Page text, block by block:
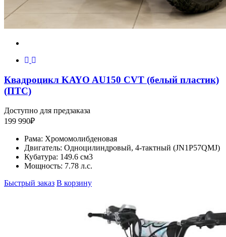
Квадроцикл KAYO AU150 CVT (белый пластик)
(ПТС)
Доступно для предзаказа
199 990₽
Рама: Хромомолибденовая
Двигатель: Одноцилиндровый, 4-тактный (JN1P57QMJ)
Кубатура: 149.6 см3
Мощность: 7.78 л.с.
Быстрый заказ В корзину